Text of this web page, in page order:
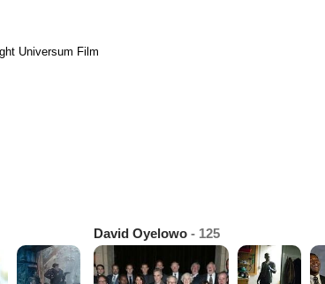
Universum Film
David Oyelowo - 125